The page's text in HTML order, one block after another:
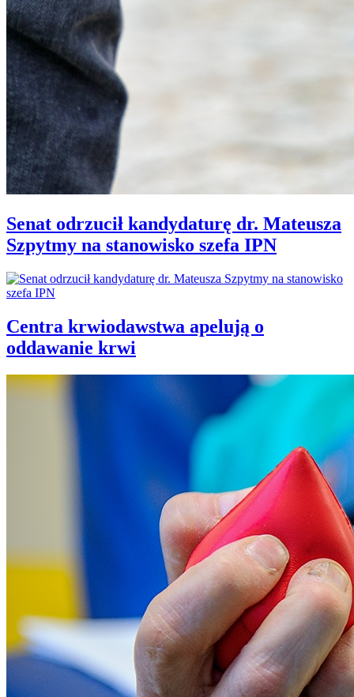
Senat odrzucił kandydaturę dr. Mateusza
Szpytmy na stanowisko szefa IPN
Centra krwiodawstwa apelują o
oddawanie krwi